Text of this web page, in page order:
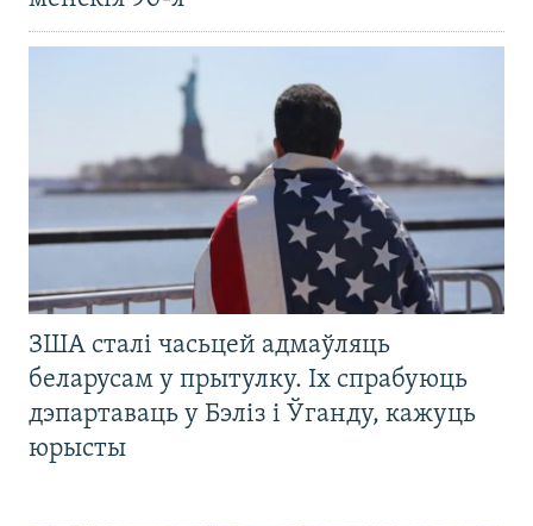
ЗША сталі часьцей адмаўляць
беларусам у прытулку. Іх спрабуюць
дэпартаваць у Бэліз і Ўганду, кажуць
юрысты